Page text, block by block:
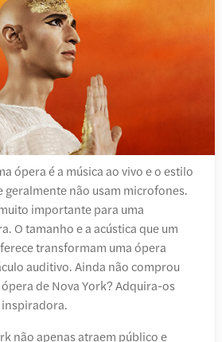
ópera é a música ao vivo e o estilo
geralmente não usam microfones.
importante para uma
O tamanho e a acústica que um
transformam uma ópera
auditivo. Ainda não comprou
de Nova York? Adquira-os
não apenas atraem público e